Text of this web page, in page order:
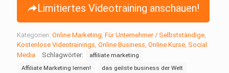
Limitiertes Videotraining anschauen!
Kategorien: Online Marketing, Für Unternehmer / Selbstständige,
Kostenlose Videotrainings, Online Business, Online Kurse, Social
Media
Schlagwörter:
affiliate marketing
Affiliate Marketing lernen!
das geilste business der Welt